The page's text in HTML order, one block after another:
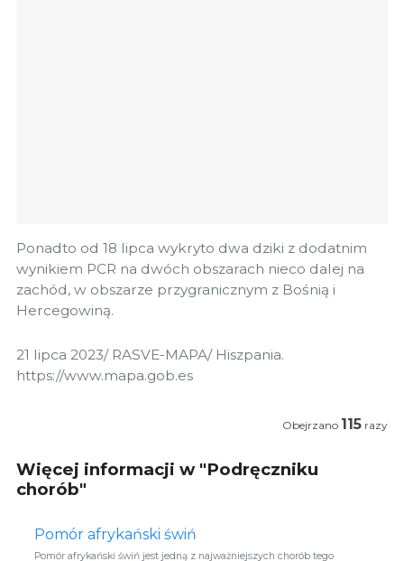
Ponadto od 18 lipca wykryto dwa dziki z dodatnim
wynikiem PCR na dwóch obszarach nieco dalej na
zachód, w obszarze przygranicznym z Bośnią i
Hercegowiną.
21 lipca 2023/ RASVE-MAPA/ Hiszpania.
https://www.mapa.gob.es
Obejrzano 115 razy
Więcej informacji w "Podręczniku
chorób"
Pomór afrykański świń
Pomór afrykański świń jest jedną z najważniejszych chorób tego